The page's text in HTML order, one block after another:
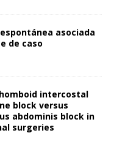
asociada
de caso
intercostal
block versus
abdominis block in
surgeries